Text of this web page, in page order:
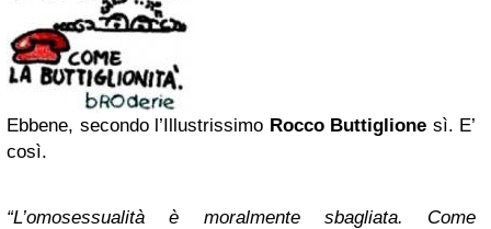
Ebbene, secondo l’Illustrissimo Rocco Buttiglione sì. E’
così.
“L’omosessualità è moralmente sbagliata. Come